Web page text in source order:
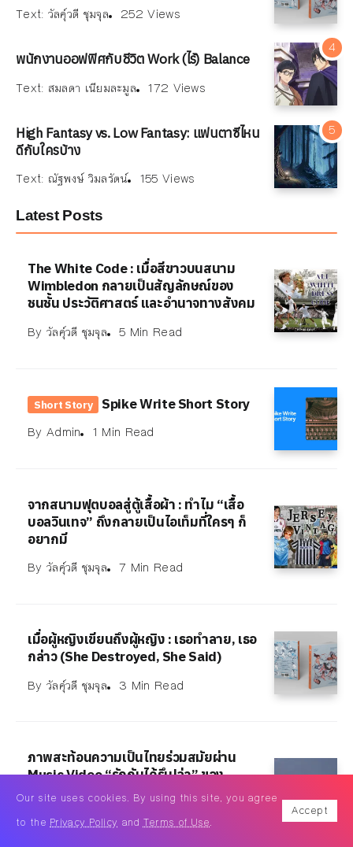
Text: วัลคุ์วดี ชุมจุล 252 Views
พนักงานออฟฟิศกับชีวิต Work (ไร้) Balance
Text: สมลดา เนียมละมูล 172 Views
High Fantasy vs. Low Fantasy: แฟนตาซีไหน
ดีกับใครบ้าง
Text: ณัฐพงษ์ วิมลรัตน์ 155 Views
Latest Posts
The White Code : เมื่อสีขาวบนสนาม
Wimbledon กลายเป็นสัญลักษณ์ของ
ชนชั้น ประวัติศาสตร์ และอำนาจทางสังคม
By วัลคุ์วดี ชุมจุล 5 Min Read
Short Story Spike Write Short Story
By Admin 1 Min Read
จากสนามฟุตบอลสู่ตู้เสื้อผ้า : ทำไม “เสื้อ
บอลวินเทจ” ถึงกลายเป็นไอเท็มที่ใครๆ ก็
อยากมี
By วัลคุ์วดี ชุมจุล 7 Min Read
เมื่อผู้หญิงเขียนถึงผู้หญิง : เธอทำลาย, เธอ
กล่าว (She Destroyed, She Said)
By วัลคุ์วดี ชุมจุล 3 Min Read
ภาพสะท้อนความเป็นไทยร่วมสมัยผ่าน
Music Video “รักกันได้รึเปล่า” ของ
YOUNGOHM
By วัลคุ์วดี ชุมจุล 2 Min Read
Our site uses cookies. By using this site, you agree
to the Privacy Policy andTerms of Use.
Accept